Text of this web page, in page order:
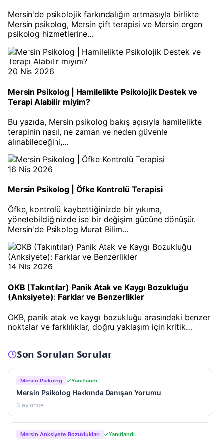
Mersin'de psikolojik farkındalığın artmasıyla birlikte
Mersin psikolog, Mersin çift terapisi ve Mersin ergen
psikolog hizmetlerine…
20 Nis 2026
Mersin Psikolog | Hamilelikte Psikolojik Destek ve
Terapi Alabilir miyim?
Bu yazıda, Mersin psikolog bakış açısıyla hamilelikte
terapinin nasıl, ne zaman ve neden güvenle
alınabileceğini,…
16 Nis 2026
Mersin Psikolog | Öfke Kontrolü Terapisi
Öfke, kontrolü kaybettiğinizde bir yıkıma,
yönetebildiğinizde ise bir değişim gücüne dönüşür.
Mersin'de Psikolog Murat Bilim…
14 Nis 2026
OKB (Takıntılar) Panik Atak ve Kaygı Bozukluğu
(Anksiyete): Farklar ve Benzerlikler
OKB, panik atak ve kaygı bozukluğu arasındaki benzer
noktalar ve farklılıklar, doğru yaklaşım için kritik…
Son Sorulan Sorular
Mersin Psikolog Yanıtlandı
Mersin Psikolog Hakkında Danışan Yorumu
3 ay önce
Mersin Anksiyete Bozuklukları Yanıtlandı